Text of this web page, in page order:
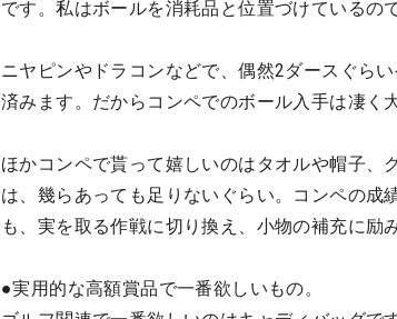
です。私はボールを消耗品と位置づけているの
ニヤピンやドラコンなどで、偶然2ダースぐら
済みます。だからコンペでのボール入手は凄く
ほかコンペで貰って嬉しいのはタオルや帽子、
は、幾らあっても足りないぐらい。コンペの成
も、実を取る作戦に切り換え、小物の補充に励
●実用的な高額賞品で一番欲しいもの。